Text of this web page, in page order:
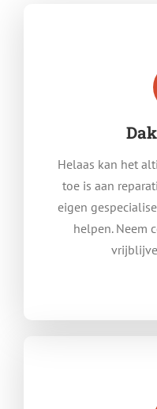
Helaas kan het
toe is aan
eigen
helpen. Neem